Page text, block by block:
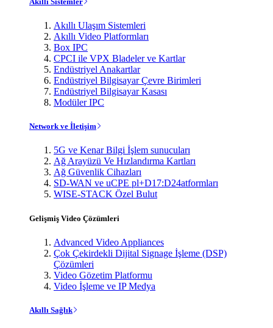
Akıllı Ulaşım Sistemleri
Akıllı Video Platformları
Box IPC
CPCI ile VPX Bladeler ve Kartlar
Endüstriyel Anakartlar
Endüstriyel Bilgisayar Çevre Birimleri
Endüstriyel Bilgisayar Kasası
Modüler IPC
Network ve İletişim
5G ve Kenar Bilgi İşlem sunucuları
Ağ Arayüzü Ve Hızlandırma Kartları
Ağ Güvenlik Cihazları
SD-WAN ve uCPE pl+D17:D24atformları
WISE-STACK Özel Bulut
Gelişmiş Video Çözümleri
Advanced Video Appliances
Çok Çekirdekli Dijital Signage İşleme (DSP)
Çözümleri
Video Gözetim Platformu
Video İşleme ve IP Medya
Akıllı Sağlık